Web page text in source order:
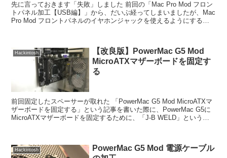
先に言っておきます「失敗」しました 前回の「Mac Pro Mod フロン
トパネル加工【USB編】」から、だいぶ経ってしまいましたが、Mac
Pro Mod フロントパネルのイヤホンジャックを使えるようにするた
Hackintosh
【改良版】PowerMac G5 Mod
MicroATXマザーボードを固定す
る
前回固定したスペーサーが取れた 「PowerMac G5 Mod MicroATXマ
ザーボードを固定する」という記事を書いた際に、PowerMac G5に
MicroATXマザーボードを固定するために、「J-B WELD」というパ
Hackintosh
PowerMac G5 Mod 電源ケーブル